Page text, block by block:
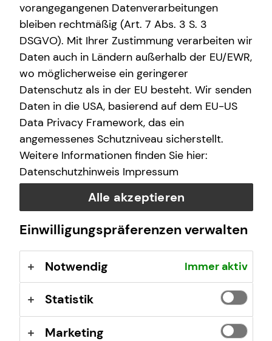
Gegründet wurde die tecis Finanzdienstleistungen AG
bereits 1986 in Hamburg. Heute sind wir mit über 3.900
lizenzierten Finanzberaterinnen und Finanzberatern
deutschlandweit vertreten. Uns verbindet die
Leidenschaft für das, was wir tun. Unsere Mission dabei
ist es, den nachfolgenden Generationen eine bessere
finanzielle Zukunft zu ermöglichen.
Wir arbeiten an über 400 Standorten, sind untereinander
eng vernetzt und von Nord nach Süd und von West nach
Ost mit vielen Teams vertreten.
tecis im Überblick
40 Jahre Erfahrung am Markt
Deutschlandweit an über 400 Standorten vertreten
Unsere Beratungsphilosophie: Wir beraten unsere
Kundinnen und Kunden so, wie wir auch selbst
beraten werden möchten – ehrlich,
chancenorientiert, leidenschaftlich und kompetent.
vorangegangenen Datenverarbeitungen
bleiben rechtmäßig (Art. 7 Abs. 3 S. 3
DSGVO). Mit Ihrer Zustimmung verarbeiten wir
Daten auch in Ländern außerhalb der EU/EWR,
wo möglicherweise ein geringerer
Datenschutz als in der EU besteht. Wir senden
Daten in die USA, basierend auf dem EU-US
Data Privacy Framework, das ein
angemessenes Schutzniveau sicherstellt.
Weitere Informationen finden Sie hier:
Datenschutzhinweis Impressum
Alle akzeptieren
Einwilligungspräferenzen verwalten
Notwendig Immer aktiv
Statistik
Marketing